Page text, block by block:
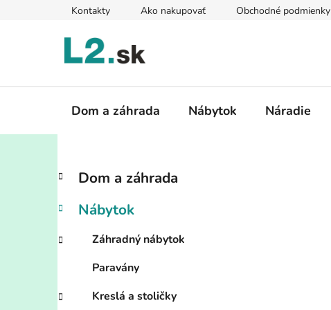
Kontakty Ako nakupovať Obchodné podmienky
Dom a záhrada Nábytok Náradie
B
č
ý
n
Preskočiť
kategórie
K
a
e
ó
e
Dom a záhrada
Nábytok
Záhradný nábytok
Paravány
Kreslá a stoličky